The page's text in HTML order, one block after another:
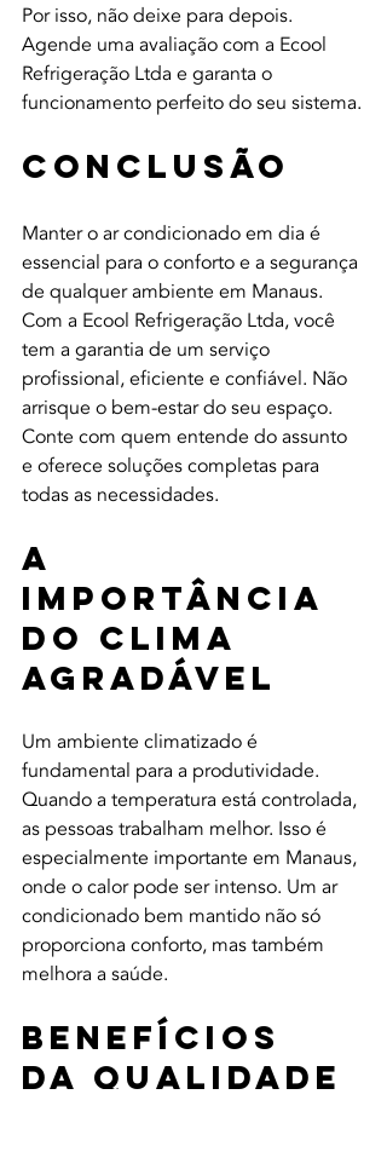
Por isso, não deixe para depois.
Agende uma avaliação com a Ecool
Refrigeração Ltda e garanta o
funcionamento perfeito do seu sistema.
Conclusão
Manter o ar condicionado em dia é
essencial para o conforto e a segurança
de qualquer ambiente em Manaus.
Com a Ecool Refrigeração Ltda, você
tem a garantia de um serviço
profissional, eficiente e confiável. Não
arrisque o bem-estar do seu espaço.
Conte com quem entende do assunto
e oferece soluções completas para
todas as necessidades.
A
Importância
do Clima
Agradável
Um ambiente climatizado é
fundamental para a produtividade.
Quando a temperatura está controlada,
as pessoas trabalham melhor. Isso é
especialmente importante em Manaus,
onde o calor pode ser intenso. Um ar
condicionado bem mantido não só
proporciona conforto, mas também
melhora a saúde.
Benefícios
da Qualidade